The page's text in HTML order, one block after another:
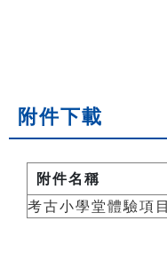
附件下載
附件名稱
考古小學堂體驗項目